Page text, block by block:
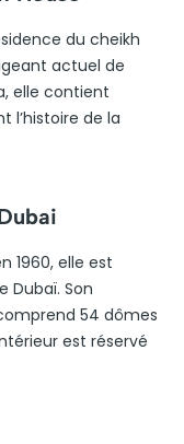
du cheikh
actuel de
elle contient
l’histoire de la
1960, elle est
Dubaï. Son
54 dômes
est réservé